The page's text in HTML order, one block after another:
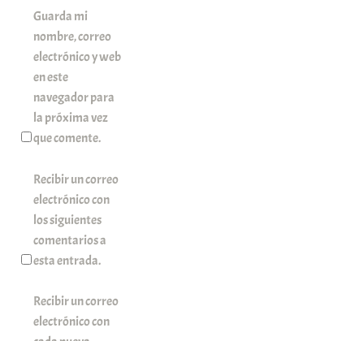
Guarda mi
nombre, correo
electrónico y web
en este
navegador para
la próxima vez
que comente.
Recibir un correo
electrónico con
los siguientes
comentarios a
esta entrada.
Recibir un correo
electrónico con